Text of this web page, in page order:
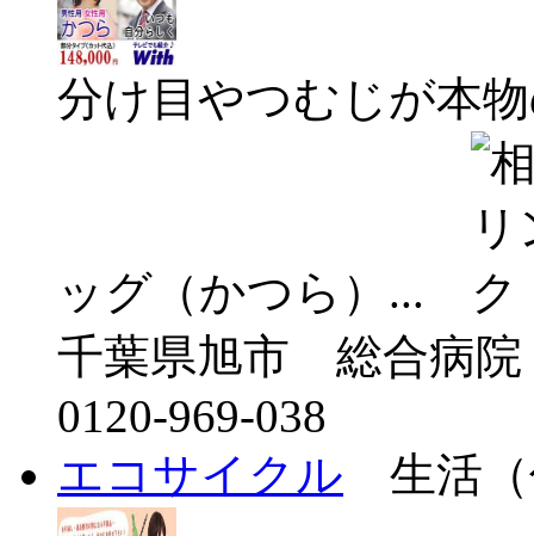
分け目やつむじが本
ッグ（かつら）...
千葉県旭市 総合病
0120-969-038
エコサイクル 生活（